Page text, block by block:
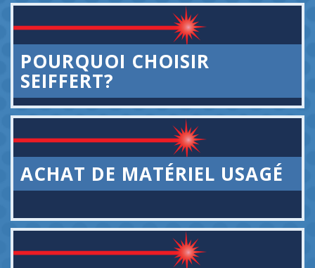
POURQUOI CHOISIR
SEIFFERT?
ACHAT DE MATÉRIEL USAGÉ